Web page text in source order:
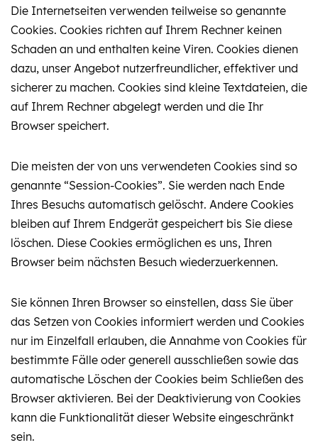
Die Internetseiten verwenden teilweise so genannte
Cookies. Cookies richten auf Ihrem Rechner keinen
Schaden an und enthalten keine Viren. Cookies dienen
dazu, unser Angebot nutzerfreundlicher, effektiver und
sicherer zu machen. Cookies sind kleine Textdateien, die
auf Ihrem Rechner abgelegt werden und die Ihr
Browser speichert.
Die meisten der von uns verwendeten Cookies sind so
genannte “Session-Cookies”. Sie werden nach Ende
Ihres Besuchs automatisch gelöscht. Andere Cookies
bleiben auf Ihrem Endgerät gespeichert bis Sie diese
löschen. Diese Cookies ermöglichen es uns, Ihren
Browser beim nächsten Besuch wiederzuerkennen.
Sie können Ihren Browser so einstellen, dass Sie über
das Setzen von Cookies informiert werden und Cookies
nur im Einzelfall erlauben, die Annahme von Cookies für
bestimmte Fälle oder generell ausschließen sowie das
automatische Löschen der Cookies beim Schließen des
Browser aktivieren. Bei der Deaktivierung von Cookies
kann die Funktionalität dieser Website eingeschränkt
sein.